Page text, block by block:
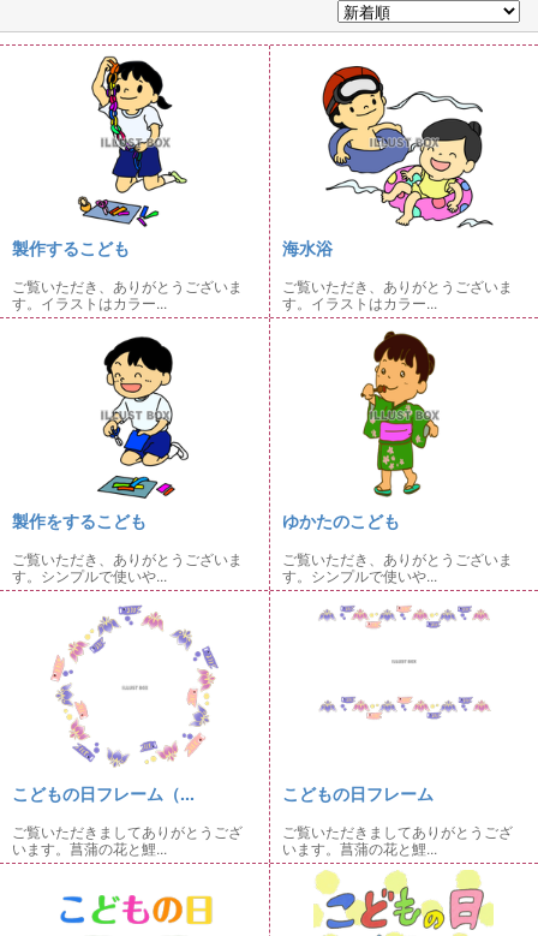
製作するこども
ご覧いただき、ありがとうございま
す。イラストはカラー...
海水浴
ご覧いただき、ありがとうございま
す。イラストはカラー...
製作をするこども
ご覧いただき、ありがとうございま
す。シンプルで使いや...
ゆかたのこども
ご覧いただき、ありがとうございま
す。シンプルで使いや...
こどもの日フレーム（...
ご覧いただきましてありがとうござ
います。菖蒲の花と鯉...
こどもの日フレーム
ご覧いただきましてありがとうござ
います。菖蒲の花と鯉...